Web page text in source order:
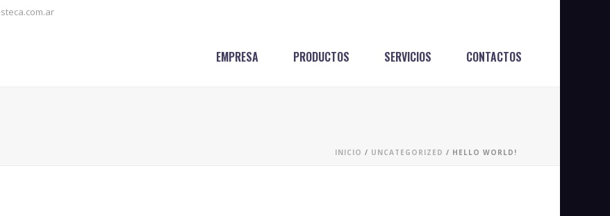
EMPRESA PRODUCTOS SERVICIOS CONTACTOS
INICIO / UNCATEGORIZED / HELLO WORLD!